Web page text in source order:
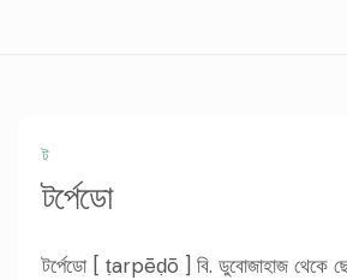
ট
টর্পেডো
টর্পেডো [ ṭarpēḍō ] বি. ডুবোজাহাজ থেকে